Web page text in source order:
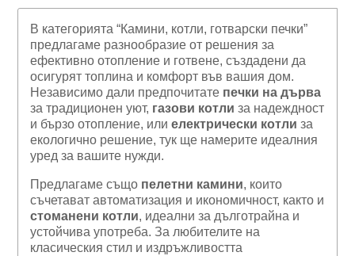
В категорията “Камини, котли, готварски печки”
предлагаме разнообразие от решения за
ефективно отопление и готвене, създадени да
осигурят топлина и комфорт във вашия дом.
Независимо дали предпочитате печки на дърва
за традиционен уют, газови котли за надеждност
и бързо отопление, илиелектрически котли за
екологично решение, тук ще намерите идеалния
уред за вашите нужди.
Предлагаме също пелетни камини, които
съчетават автоматизация и икономичност, както и
стоманени котли, идеални за дълготрайна и
устойчива употреба. За любителите на
класическия стил и издръжливостта